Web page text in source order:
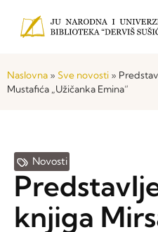
Naslovna » Sve novosti »
Mustafića „Užičanka Emina“
Novosti
knjiga